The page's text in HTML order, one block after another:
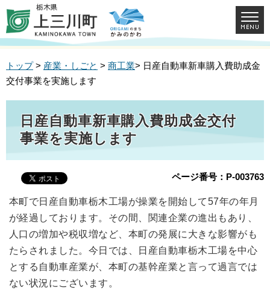
トップ> 産業・しごと > 商工業> 日産自動車新車購入費助成金
交付事業を実施します
日産自動車新車購入費助成金交付
事業を実施します
ページ番号：P-003763
本町で日産自動車栃木工場が操業を開始して57年の年月
が経過しております。その間、関連企業の進出もあり、
人口の増加や税収増など、本町の発展に大きな影響がも
たらされました。今日では、日産自動車栃木工場を中心
とする自動車産業が、本町の基幹産業と言って過言では
ない状況にございます。